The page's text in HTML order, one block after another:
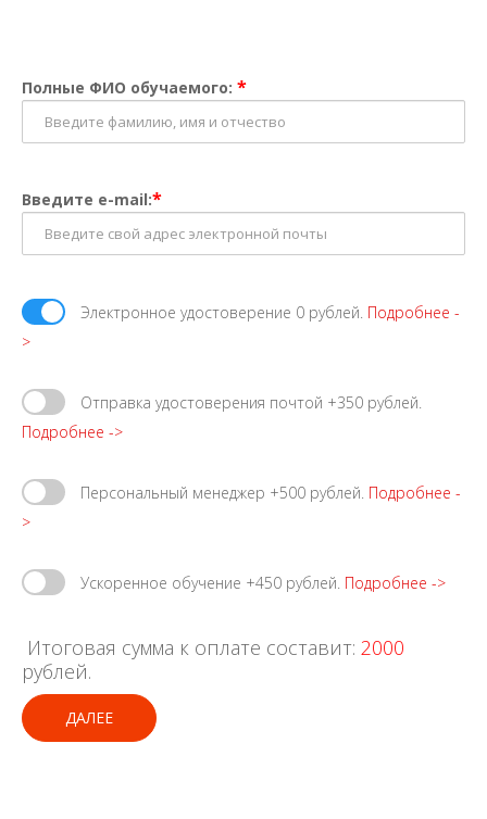
Полные ФИО обучаемого: *
Введите e-mail:*
Электронное удостоверение 0 рублей. Подробнее -
>
Отправка удостоверения почтой +350 рублей.
Подробнее ->
Персональный менеджер +500 рублей. Подробнее -
>
Ускоренное обучение +450 рублей. Подробнее ->
Итоговая сумма к оплате составит: 2000
рублей.
ДАЛЕЕ